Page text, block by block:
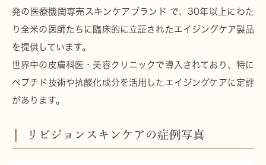
発の医療機関専売スキンケアブランド で、30年以上にわた
り全米の医師たちに臨床的に立証されたエイジングケア製品
を提供しています。
世界中の皮膚科医・美容クリニックで導入されており、特に
ペプチド技術や抗酸化成分を活用したエイジングケアに定評
があります。
リビジョンスキンケアの症例写真